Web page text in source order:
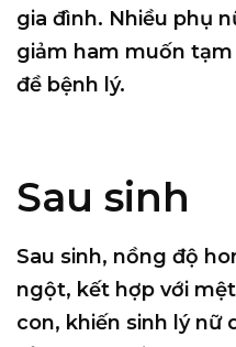
gia đình. Nhiều phụ
giảm ham muốn
đề bệnh lý.
Sau sinh
Sau sinh, nồng độ
ngột, kết hợp với
con, khiến sinh lý nữ